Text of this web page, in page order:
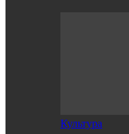
Культура